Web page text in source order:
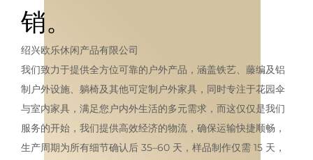
销。
绍兴欧乐休闲产品有限公司
我们致力于提供全方位可靠的户外产品，涵盖铁艺、藤编及铝
制户外设施、躺椅及其他可定制户外家具，同时专注于花园伞
与室内家具，满足您户内外生活的多元需求，而这仅仅是我们
服务的开始，我们提供高效经济的物流，确保运输快捷顺畅，
生产周期为所有细节确认后 35–60 天，样品制作仅需 15 天，